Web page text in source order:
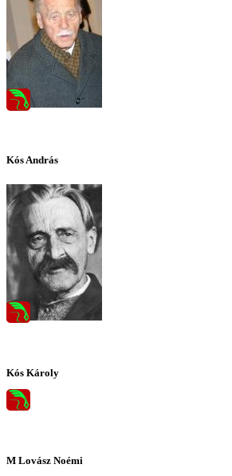
Kós András
Kós Károly
M Lovász Noémi